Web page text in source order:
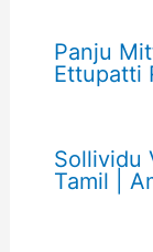
Panju
Ettupatti
Sollividu
Tamil |